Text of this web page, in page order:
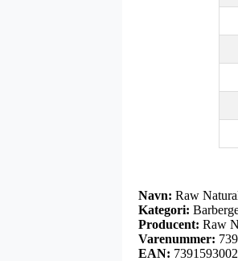
Navn: Raw
Kategori:
Producent: Raw
Varenummer:
EAN: